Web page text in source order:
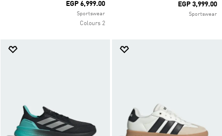
EGP 3,999.00
Sportswear
EGP 6,999.00
Sportswear
2 Colours